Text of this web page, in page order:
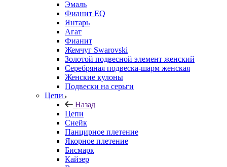
Эмаль
Фианит EQ
Янтарь
Агат
Фианит
Жемчуг Swarovski
Золотой подвесной элемент женcкий
Серебряная подвеска-шарм женская
Женские кулоны
Подвески на серьги
Цепи
Назад
Цепи
Снейк
Панцирное плетение
Якорное плетение
Бисмарк
Кайзер